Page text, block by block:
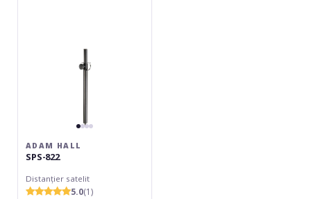
ADAM HALL
SPS-822
Distanțier satelit
5.0(1)